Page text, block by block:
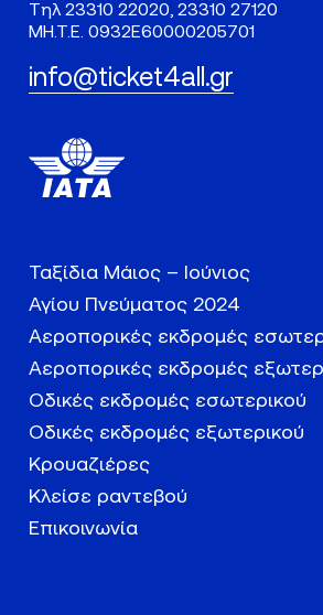
Τηλ23310 22020, 23310 27120
ΜΗ.Τ.Ε. 0932Ε60000205701
info@ticket4all.gr
Ταξίδια Μάιος – Ιούνιος
Αγίου Πνεύματος 2024
Αεροπορικές εκδρομές
Αεροπορικές εκδρομές
Οδικές εκδρομές εσωτερικού
Οδικές εκδρομές εξωτερικού
Κρουαζιέρες
Κλείσε ραντεβού
Επικοινωνία